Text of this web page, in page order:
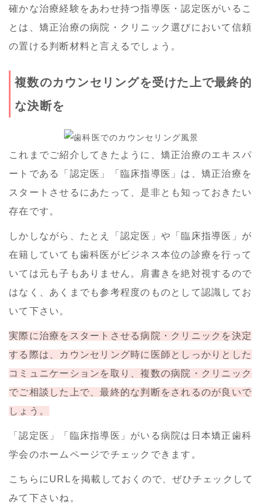
確かな治療経験をあわせ持つ指導医・認定医がいるこ
とは、矯正治療の病院・クリニック選びにおいて信頼
の置ける判断材料と言えるでしょう。
複数のカウンセリングを受けた上で最終的
な決断を
これまでご紹介してきたように、矯正治療のエキスパ
ートである「認定医」「臨床指導医」は、矯正治療を
スタートさせるにあたって、是非とも知っておきたい
存在です。
しかしながら、たとえ「認定医」や「臨床指導医」が
在籍していても歯科医がビジネス本位の診療を行って
いては元も子もありません。肩書きを絶対視するので
はなく、あくまでも参考程度のものとして認識してお
いて下さい。
実際に治療をスタートさせる病院・クリニックを決定
する際は、カウンセリング時に医師としっかりとした
コミュニケーションを取り、複数の病院・クリニック
でご相談した上で、最終的な判断をされるのが良いで
しょう。
「認定医」「臨床指導医」がいる病院は日本矯正歯科
学会のホームページでチェックできます。
こちらにURLを掲載しておくので、ぜひチェックして
みて下さいね。